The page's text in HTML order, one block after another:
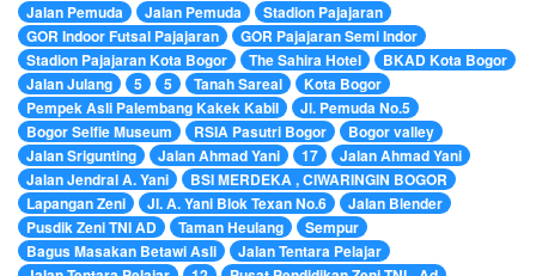
Jalan Pemuda Jalan Pemuda
Stadion Pajajaran
GOR Indoor Futsal Pajajaran
GOR Pajajaran Semi Indor
Stadion Pajajaran Kota Bogor
The Sahira Hotel
BKAD Kota Bogor
Jalan Julang
5 5 Tanah Sareal
Kota Bogor
Pempek Asli Palembang Kakek Kabil
Jl. Pemuda No.5
Bogor Selfie Museum
RSIA Pasutri Bogor
Bogor valley
Jalan Srigunting
Jalan Ahmad Yani 17
Jalan Ahmad Yani
Jalan Jendral A. Yani
BSI MERDEKA , CIWARINGIN BOGOR
Lapangan Zeni
Jl. A. Yani Blok Texan No.6
Jalan Blender
Pusdik Zeni TNI AD
Taman Heulang
Sempur
Bagus Masakan Betawi Asli
Jalan Tentara Pelajar